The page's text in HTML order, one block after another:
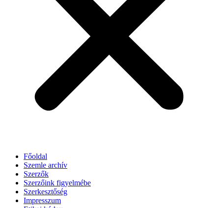
Főoldal
Szemle archív
Szerzők
Szerzőink figyelmébe
Szerkesztőség
Impresszum